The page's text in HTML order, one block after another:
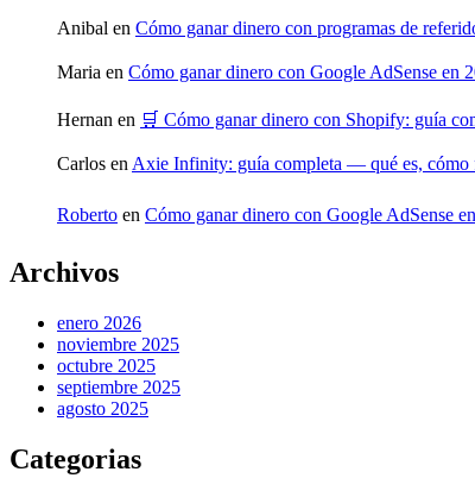
Anibal en Cómo ganar dinero con programas de
Maria en Cómo ganar dinero con Google AdSense
Hernan en 🛒 Cómo ganar dinero con Shopify: guía
Carlos en Axie Infinity: guía completa — qué es, cómo
Roberto en Cómo ganar dinero con Google AdSense
Archivos
enero 2026
noviembre 2025
octubre 2025
septiembre 2025
agosto 2025
Categorias